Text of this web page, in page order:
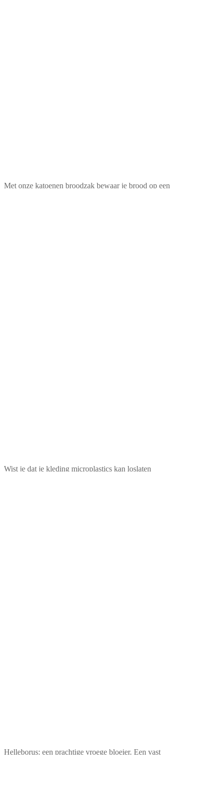
Met onze katoenen broodzak bewaar je brood op een
Wist je dat je kleding microplastics kan loslaten
Helleborus: een prachtige vroege bloeier. Een vast